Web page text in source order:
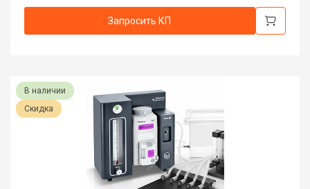
Запросить КП
В наличии
Скидка